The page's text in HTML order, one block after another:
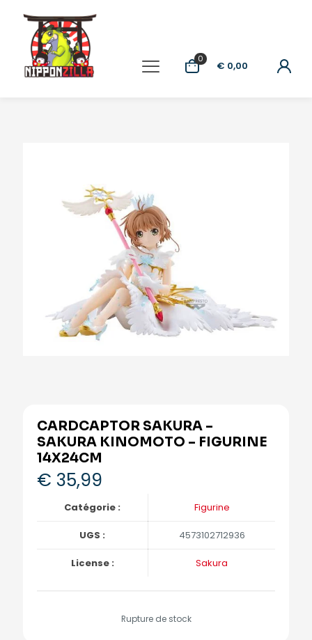
0
€ 0,00
CARDCAPTOR SAKURA –
SAKURA KINOMOTO – FIGURINE
14X24CM
€ 35,99
Catégorie : Figurine
UGS : 4573102712936
License : Sakura
Rupture de stock